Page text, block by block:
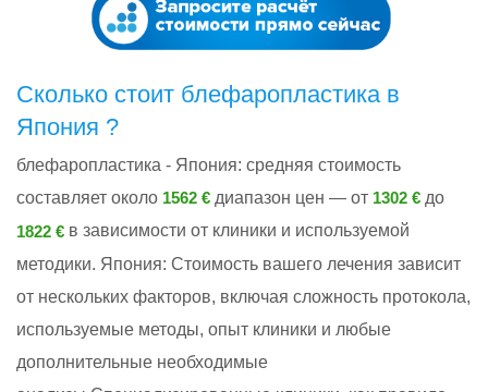
Сколько стоит блефаропластика в
Япония ?
блефаропластика - Япония: cредняя стоимость
составляет около 1562 € диапазон цен — от 1302 € до
1822 € в зависимости от клиники и используемой
методики. Япония: Стоимость вашего лечения зависит
от нескольких факторов, включая сложность протокола,
используемые методы, опыт клиники и любые
дополнительные необходимые